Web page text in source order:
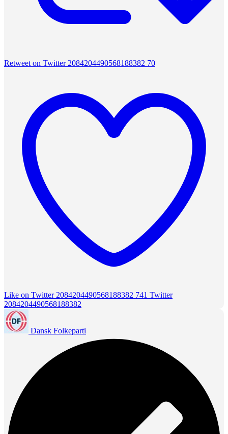
Retweet on Twitter 2084204490568188382 70
Like on Twitter 2084204490568188382 741 Twitter
2084204490568188382
Dansk Folkeparti